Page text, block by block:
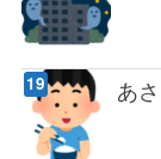
あ